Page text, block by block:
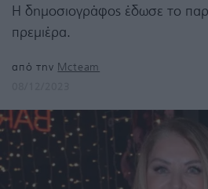
Η δημοσιογράφος έδωσε το
πρεμιέρα.
από την Mcteam